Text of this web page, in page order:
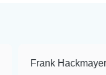
Hackmayer